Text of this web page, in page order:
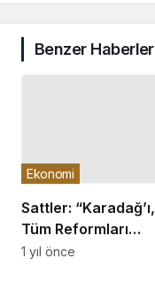
Benzer Haberler
Sattler: “Karadağ’ı,
Tüm Reformları
Uygulamaya Teşvik
Ekonomi
1 yıl önce